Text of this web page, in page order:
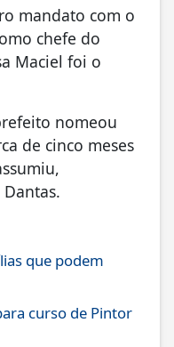
mandato com o
chefe do
Maciel foi o
nomeou
de cinco meses
que podem
curso de Pintor